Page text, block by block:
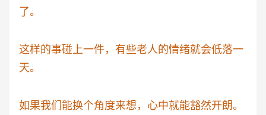
了。
这样的事碰上一件，有些老人的情绪就会低落一
天。
如果我们能换个角度来想，心中就能豁然开朗。